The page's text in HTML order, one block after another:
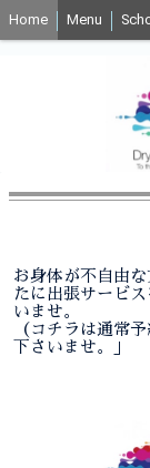
Home Menu
お身体が不自由
たに出張サービ
いませ。
（コチラは通常
下さいませ。」